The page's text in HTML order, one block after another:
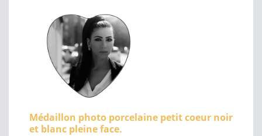
Médaillon photo porcelaine petit coeur noir
et blanc pleine face.